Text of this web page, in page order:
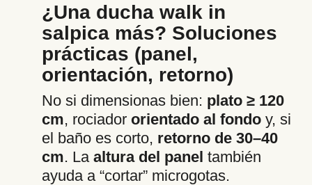
¿Una ducha walk in
salpica más? Soluciones
prácticas (panel,
orientación, retorno)
No si dimensionas bien: plato ≥ 120
cm, rociador orientado al fondo y, si
el baño es corto, retorno de 30–40
cm. La altura del panel también
ayuda a “cortar” microgotas.